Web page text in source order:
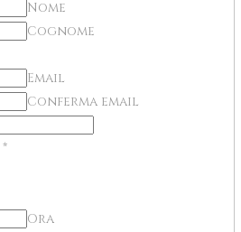
Nome
Cognome
Email
Conferma email
*
Ora